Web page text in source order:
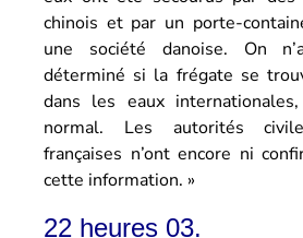
chinois et par un porte-
une société danoise. On
déterminé si la frégate se
dans les eaux
normal. Les autorités
françaises n’ont encore ni
cette information. »
22 heures 03.